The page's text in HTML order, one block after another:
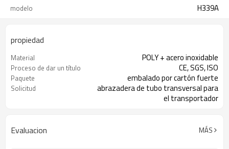
modelo H339A
propiedad
Material POLY + acero inoxidable
Proceso de dar un título CE, SGS, ISO
Paquete embalado por cartón fuerte
Solicitud
abrazadera de tubo transversal para
el transportador
Evaluacion MÁS